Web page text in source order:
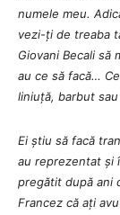
numele meu.
vezi-ți de treaba
Giovani Becali să
au ce să facă…
liniuță, barbut
Ei știu să facă
au reprezentat și
pregătit după ani
Francez că ați